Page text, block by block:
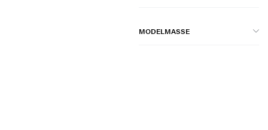
MODELMASSE